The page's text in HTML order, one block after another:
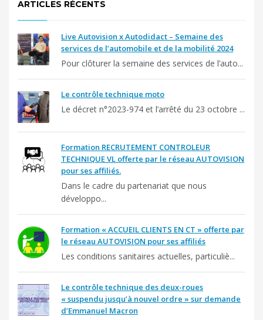
ARTICLES RÉCENTS
Live Autovision x Autodidact – Semaine des
services de l’automobile et de la mobilité 2024
Pour clôturer la semaine des services de l’auto...
Le contrôle technique moto
Le décret n°2023-974 et l’arrêté du 23 octobre ...
Formation RECRUTEMENT CONTROLEUR
TECHNIQUE VL offerte par le réseau AUTOVISION
pour ses affiliés.
Dans le cadre du partenariat que nous
développo...
Formation « ACCUEIL CLIENTS EN CT » offerte par
le réseau AUTOVISION pour ses affiliés
Les conditions sanitaires actuelles, particuliè...
Le contrôle technique des deux-roues
« suspendu jusqu’à nouvel ordre » sur demande
d’Emmanuel Macron